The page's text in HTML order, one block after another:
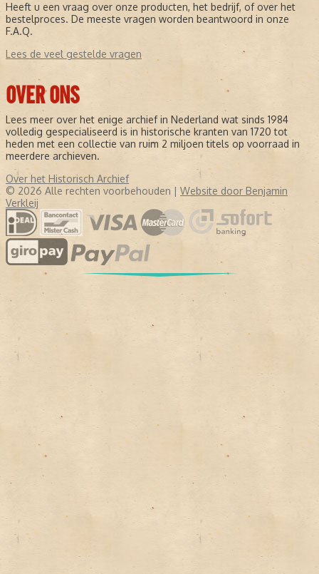
Heeft u een vraag over onze producten, het bedrijf, of over het
bestelproces. De meeste vragen worden beantwoord in onze
F.A.Q.
Lees de veel gestelde vragen
OVER ONS
Lees meer over het enige archief in Nederland wat sinds 1984
volledig gespecialiseerd is in historische kranten van 1720 tot
heden met een collectie van ruim 2 miljoen titels op voorraad in
meerdere archieven.
Over het Historisch Archief
© 2026 Alle rechten voorbehouden | Website door Benjamin
Verkleij